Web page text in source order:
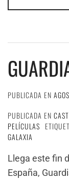
PUBLICADA EN
PUBLICADA EN
PELÍCULAS
GALAXIA
Llega este fin
España,